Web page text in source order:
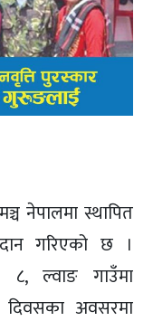
नेपालमा स्थापित
गरिएको छ ।
८, ल्वाङ गाउँमा
अवसरमा